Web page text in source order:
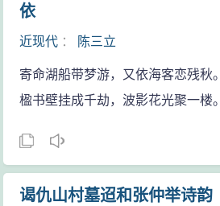
依
近现代 ： 陈三立
寄命湖船带梦游，又依海客恋残秋。
楹书壁挂成千劫，波影花光聚一楼。
谒仇山村墓迢和张仲举诗韵